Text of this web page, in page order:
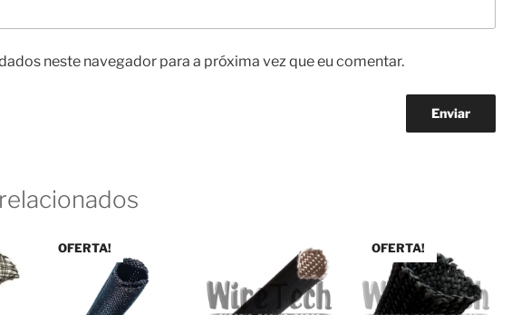
neste navegador para a próxima vez que eu comentar.
OFERTA! OFERTA!